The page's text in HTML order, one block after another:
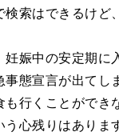
検索はできるけど
妊娠中の安定期に
事態宣言が出てし
も行くことができ
心残りはありま